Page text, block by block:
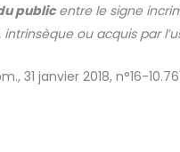
publicentre le signe
intrinsèque ou acquis par
31 janvier 2018, n°16-